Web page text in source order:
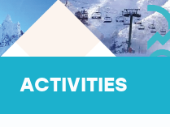
ACTIVITIES